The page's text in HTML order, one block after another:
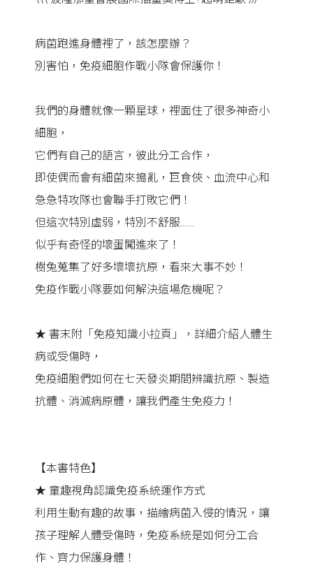
病菌跑進身體裡了，該怎麼辦？
別害怕，免疫細胞作戰小隊會保護你！
我們的身體就像一顆星球，裡面住了很多神奇小
細胞，
它們有自己的語言，彼此分工合作，
即使偶而會有細菌來搗亂，巨食俠、血流中心和
急急特攻隊也會聯手打敗它們！
但這次特別虛弱，特別不舒服……
似乎有奇怪的壞蛋闖進來了！
樹兔蒐集了好多壞壞抗原，看來大事不妙！
免疫作戰小隊要如何解決這場危機呢？
★ 書末附「免疫知識小拉頁」，詳細介紹人體生
病或受傷時，
免疫細胞們如何在七天發炎期間辨識抗原、製造
抗體、消滅病原體，讓我們產生免疫力！
【本書特色】
★ 童趣視角認識免疫系統運作方式
利用生動有趣的故事，描繪病菌入侵的情況，讓
孩子理解人體受傷時，免疫系統是如何分工合
作、齊力保護身體！